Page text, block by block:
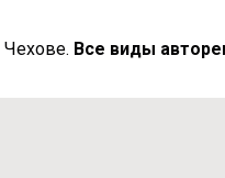
Все виды